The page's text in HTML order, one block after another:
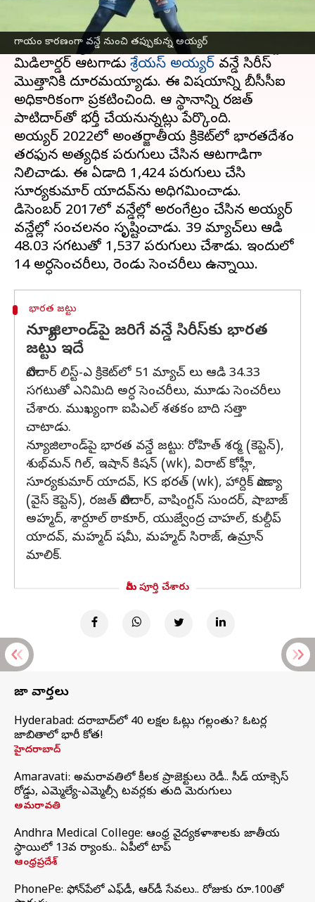
గాయం కారణంగా వన్డే నుంచి తప్పుకున్న అయ్యర్
టీమిండియాకి పెద్ద ఎదురుదెబ్బ ఎదురైంది.
న్యూజిలాండ్ తో జరిగే వన్డే సిరీస్‌కు కీలక ఆటగాడు
దూరమయ్యాడు. వెన్నుముక గాయం కారణంగా స్టార్
మిడిలార్డర్ ఆటగాడు శ్రేయస్ అయ్యర్ వన్డే సిరీస్
మొత్తానికి దూరమయ్యాడు. ఈ విషయాన్ని బీసీసీఐ
అధికారికంగా ప్రకటించింది. ఆ స్థానాన్ని రజత్
పాటిదార్‌తో భర్తీ చేయనున్నట్లు పేర్కొంది.
అయ్యర్ 2022లో అంతర్జాతీయ క్రికెట్‌లో భారతదేశం
తరఫున అత్యధిక పరుగులు చేసిన ఆటగాడిగా
నిలిచాడు. ఈ ఏడాది 1,424 పరుగులు చేసి
సూర్యకుమార్ యాదవ్‌ను అధిగమించాడు.
డిసెంబర్ 2017లో వన్డేల్లో అరంగేట్రం చేసిన అయ్యర్
వన్డేల్లో సంచలనం సృష్టించాడు. 39 మ్యాచ్‌లు ఆడి
48.03 సగటుతో 1,537 పరుగులు చేశాడు. ఇందులో
భారత జట్టు
న్యూజిలాండ్‌పై జరిగే వన్డే సిరీస్‌కు భారత
జట్టు ఇదే
పాటిదార్ లిస్ట్-ఎ క్రికెట్‌లో 51 మ్యాచ్ లు ఆడి 34.33
సగటుతో ఎనిమిది అర్ధ సెంచరీలు, మూడు సెంచరీలు
చేశారు. ముఖ్యంగా ఐపిఎల్ శతకం బాది సత్తా
చాటాడు.
న్యూజిలాండ్‌పై భారత వన్డే జట్టు: రోహిత్ శర్మ (కెప్టెన్),
శుభ్‌మన్ గిల్, ఇషాన్ కిషన్ (wk), విరాట్ కోహ్లీ,
సూర్యకుమార్ యాదవ్, KS భరత్ (wk), హార్దిక్ పాండ్యా
(వైస్ కెప్టెన్), రజత్ పాటిదార్, వాషింగ్టన్ సుందర్, షాబాజ్
అహ్మద్, శార్దూల్ ఠాకూర్, యుజ్వేంద్ర చాహల్, కుల్దీప్
యాదవ్, మహ్మద్ షమీ, మహ్మద్ సిరాజ్, ఉమ్రాన్
మాలిక్.
మీరు పూర్తి చేశారు
తాజా వార్తలు
Hyderabad: హైదరాబాద్‌లో 40 లక్షల ఓట్లు గల్లంతు? ఓటర్ల
జాబితాలో భారీ కోత!
హైదరాబాద్
Amaravati: అమరావతిలో కీలక ప్రాజెక్టులు రెడీ.. సీడ్‌ యాక్సెస్‌
రోడ్డు, ఎమ్మెల్యే-ఎమ్మెల్సీ టవర్లకు తుది మెరుగులు
అమరావతి
Andhra Medical College: ఆంధ్ర వైద్యకళాశాలకు జాతీయ
స్థాయిలో 13వ ర్యాంకు.. ఏపీలో టాప్
ఆంధ్రప్రదేశ్
PhonePe: ఫోన్‌పేలో ఎఫ్‌డీ, ఆర్‌డీ సేవలు.. రోజుకు రూ.100తో